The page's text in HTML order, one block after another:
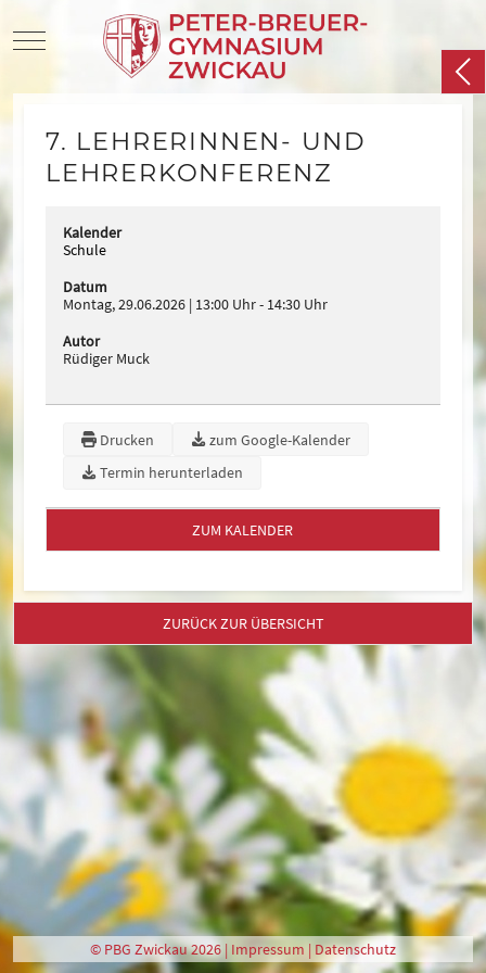
Mobile Menu Toggle
7. LEHRERINNEN- UND
LEHRERKONFERENZ
Kalender
Schule
Datum
Montag, 29.06.2026 13:00 Uhr- 14:30 Uhr
Autor
Rüdiger Muck
Drucken
zum Google-Kalender
Termin herunterladen
ZUM KALENDER
ZURÜCK ZUR ÜBERSICHT
© PBG Zwickau 2026 | Impressum | Datenschutz